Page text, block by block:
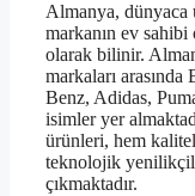
Almanya, dünyaca
markanın ev
olarak bilinir.
markaları
Benz, Adidas,
isimler yer
ürünleri, hem
teknolojik
çıkmaktadır.